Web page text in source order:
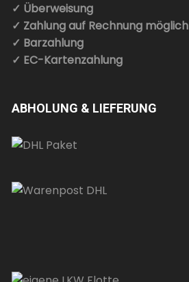
✓ Überweisung
✓ Zahlung auf Rechnung möglich
✓ Barzahlung
✓ EC-Kartenzahlung
ABHOLUNG & LIEFERUNG